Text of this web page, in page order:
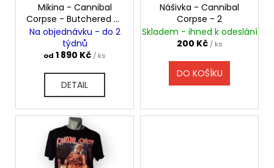
A
M
A
Mikina - Cannibal
Corpse - Butchered At
Birth
Na objednávku - do 2
týdnů
od 1 890 Kč / ks
DETAIL
Nášivka - Cannibal
Corpse - 2
Skladem - ihned k odeslání
200 Kč / ks
DO KOŠÍKU
-